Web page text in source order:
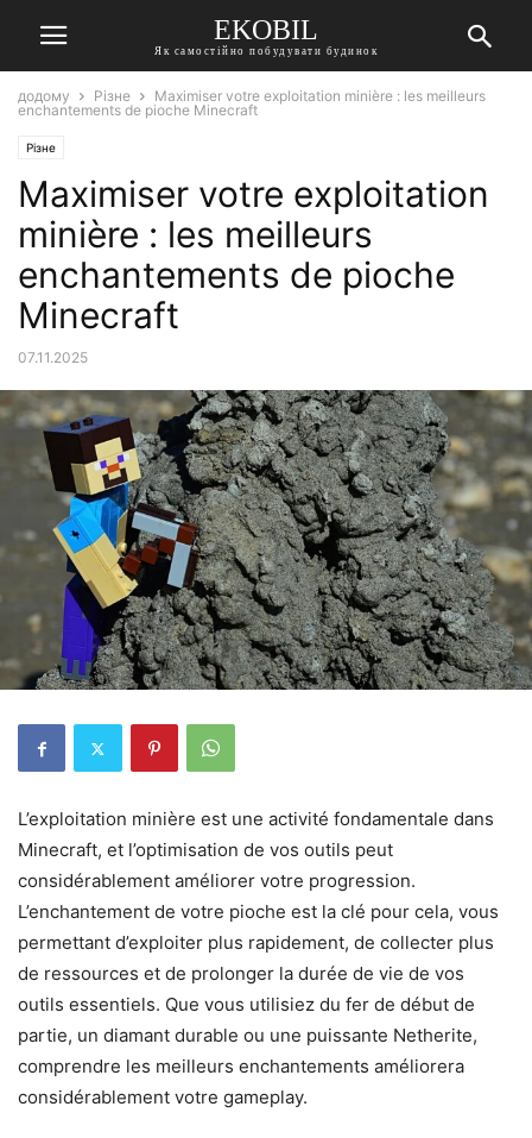
EKOBIL
Як самостійно побудувати будинок
додому Різне
Maximiser votre exploitation minière : les meilleurs
enchantements de pioche Minecraft
Різне
Maximiser votre exploitation
minière : les meilleurs
enchantements de pioche
Minecraft
07.11.2025
L’exploitation minière est une activité fondamentale dans
Minecraft, et l’optimisation de vos outils peut
considérablement améliorer votre progression.
L’enchantement de votre pioche est la clé pour cela, vous
permettant d’exploiter plus rapidement, de collecter plus
de ressources et de prolonger la durée de vie de vos
outils essentiels. Que vous utilisiez du fer de début de
partie, un diamant durable ou une puissante Netherite,
comprendre les meilleurs enchantements améliorera
considérablement votre gameplay.